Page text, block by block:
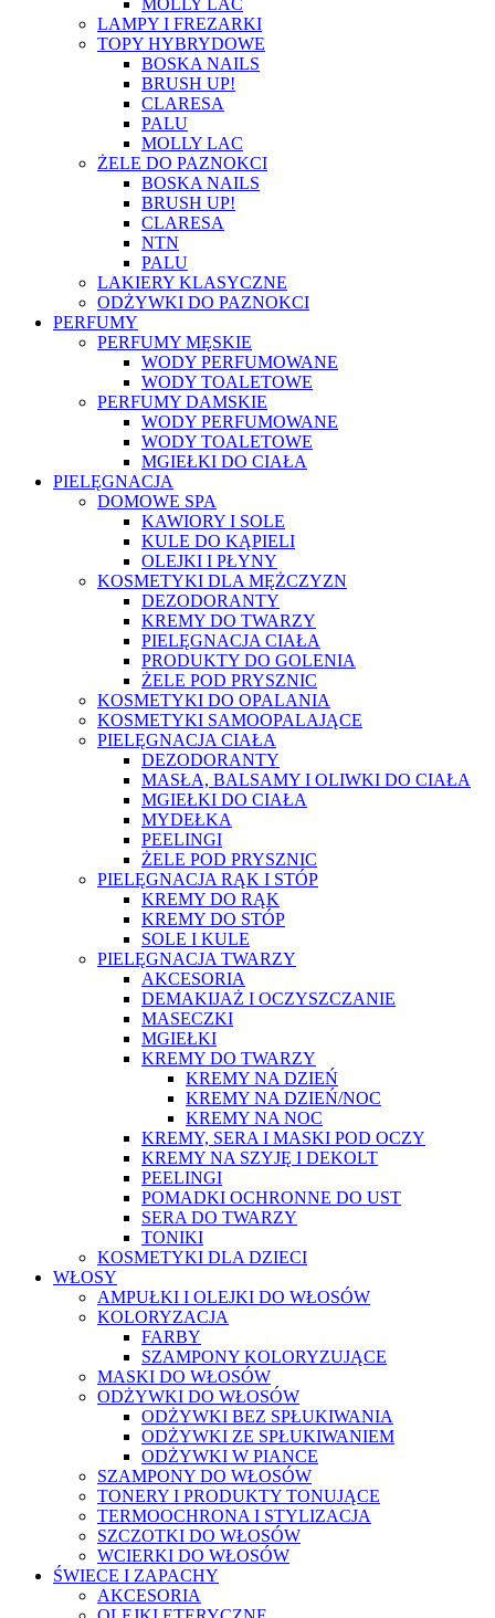
LAMPY I FREZARKI
TOPY HYBRYDOWE
BOSKA NAILS
BRUSH UP!
CLARESA
PALU
MOLLY LAC
ŻELE DO PAZNOKCI
BOSKA NAILS
BRUSH UP!
CLARESA
NTN
PALU
LAKIERY KLASYCZNE
ODŻYWKI DO PAZNOKCI
PERFUMY
PERFUMY MĘSKIE
WODY PERFUMOWANE
WODY TOALETOWE
PERFUMY DAMSKIE
WODY PERFUMOWANE
WODY TOALETOWE
MGIEŁKI DO CIAŁA
PIELĘGNACJA
DOMOWE SPA
KAWIORY I SOLE
KULE DO KĄPIELI
OLEJKI I PŁYNY
KOSMETYKI DLA MĘŻCZYZN
DEZODORANTY
KREMY DO TWARZY
PIELĘGNACJA CIAŁA
PRODUKTY DO GOLENIA
ŻELE POD PRYSZNIC
KOSMETYKI DO OPALANIA
KOSMETYKI SAMOOPALAJĄCE
PIELĘGNACJA CIAŁA
DEZODORANTY
MASŁA, BALSAMY I OLIWKI DO CIAŁA
MGIEŁKI DO CIAŁA
MYDEŁKA
PEELINGI
ŻELE POD PRYSZNIC
PIELĘGNACJA RĄK I STÓP
KREMY DO RĄK
KREMY DO STÓP
SOLE I KULE
PIELĘGNACJA TWARZY
AKCESORIA
DEMAKIJAŻ I OCZYSZCZANIE
MASECZKI
MGIEŁKI
KREMY DO TWARZY
KREMY NA DZIEŃ
KREMY NA DZIEŃ/NOC
KREMY NA NOC
KREMY, SERA I MASKI POD OCZY
KREMY NA SZYJĘ I DEKOLT
PEELINGI
POMADKI OCHRONNE DO UST
SERA DO TWARZY
TONIKI
KOSMETYKI DLA DZIECI
WŁOSY
AMPUŁKI I OLEJKI DO WŁOSÓW
KOLORYZACJA
FARBY
SZAMPONY KOLORYZUJĄCE
MASKI DO WŁOSÓW
ODŻYWKI DO WŁOSÓW
ODŻYWKI BEZ SPŁUKIWANIA
ODŻYWKI ZE SPŁUKIWANIEM
ODŻYWKI W PIANCE
SZAMPONY DO WŁOSÓW
TONERY I PRODUKTY TONUJĄCE
TERMOOCHRONA I STYLIZACJA
SZCZOTKI DO WŁOSÓW
WCIERKI DO WŁOSÓW
ŚWIECE I ZAPACHY
AKCESORIA